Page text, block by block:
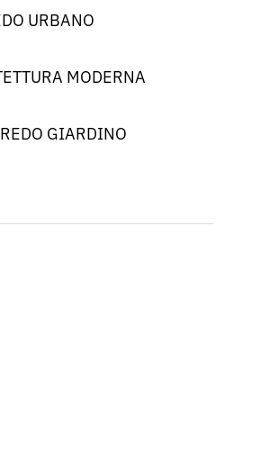
URBANO
MODERNA
GIARDINO